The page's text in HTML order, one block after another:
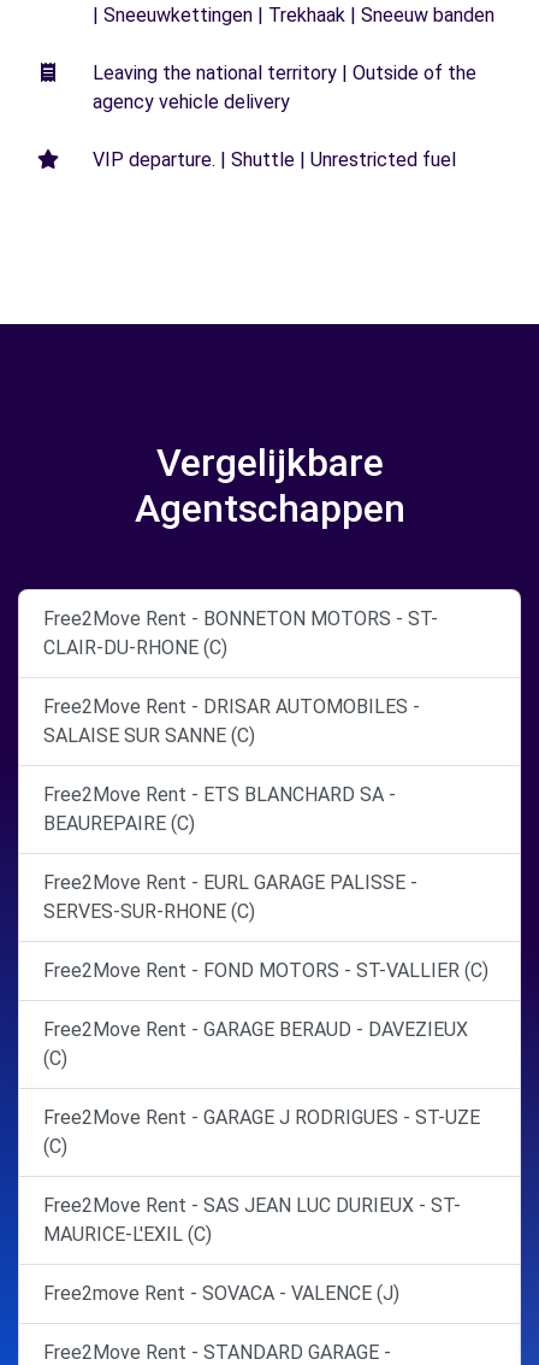
| Sneeuwkettingen | Trekhaak | Sneeuw banden
Leaving the national territory | Outside of the
agency vehicle delivery
VIP departure. | Shuttle | Unrestricted fuel
Vergelijkbare
Agentschappen
Free2Move Rent - BONNETON MOTORS - ST-
CLAIR-DU-RHONE (C)
Free2Move Rent - DRISAR AUTOMOBILES -
SALAISE SUR SANNE (C)
Free2Move Rent - ETS BLANCHARD SA -
BEAUREPAIRE (C)
Free2Move Rent - EURL GARAGE PALISSE -
SERVES-SUR-RHONE (C)
Free2Move Rent - FOND MOTORS - ST-VALLIER (C)
Free2Move Rent - GARAGE BERAUD - DAVEZIEUX
(C)
Free2Move Rent - GARAGE J RODRIGUES - ST-UZE
(C)
Free2Move Rent - SAS JEAN LUC DURIEUX - ST-
MAURICE-L'EXIL (C)
Free2move Rent - SOVACA - VALENCE (J)
Free2Move Rent - STANDARD GARAGE -